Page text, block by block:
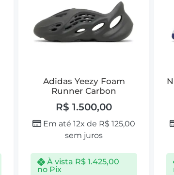
Adidas Yeezy Foam
Runner Carbon
R$ 1.500,00
Em até 12x de R$ 125,00
sem juros
À vista R$1.425,00
no Pix